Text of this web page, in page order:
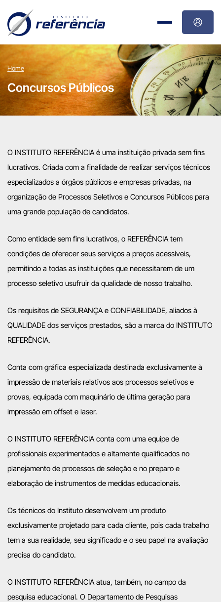
Home
Concursos Públicos
O INSTITUTO REFERÊNCIA é uma instituição privada sem fins
lucrativos. Criada com a finalidade de realizar serviços técnicos
especializados a órgãos públicos e empresas privadas, na
organização de Processos Seletivos e Concursos Públicos para
uma grande população de candidatos.
Como entidade sem fins lucrativos, o REFERÊNCIA tem
condições de oferecer seus serviços a preços acessíveis,
permitindo a todas as instituições que necessitarem de um
processo seletivo usufruir da qualidade de nosso trabalho.
Os requisitos de SEGURANÇA e CONFIABILIDADE, aliados à
QUALIDADE dos serviços prestados, são a marca do INSTITUTO
REFERÊNCIA.
Conta com gráfica especializada destinada exclusivamente à
impressão de materiais relativos aos processos seletivos e
provas, equipada com maquinário de última geração para
impressão em offset e laser.
O INSTITUTO REFERÊNCIA conta com uma equipe de
profissionais experimentados e altamente qualificados no
planejamento de processos de seleção e no preparo e
elaboração de instrumentos de medidas educacionais.
Os técnicos do Instituto desenvolvem um produto
exclusivamente projetado para cada cliente, pois cada trabalho
tem a sua realidade, seu significado e o seu papel na avaliação
precisa do candidato.
O INSTITUTO REFERÊNCIA atua, também, no campo da
pesquisa educacional. O Departamento de Pesquisas